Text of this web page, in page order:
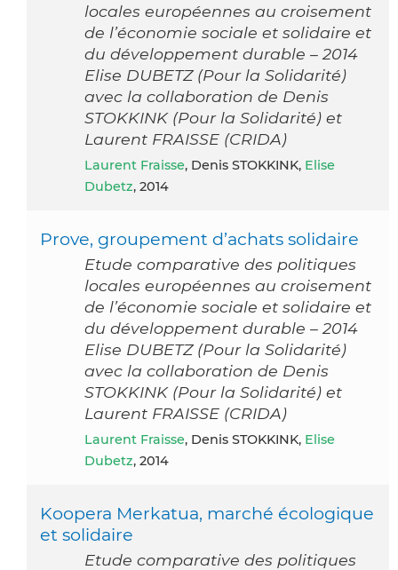
locales européennes au croisement
de l’économie sociale et solidaire et
du développement durable – 2014
Elise DUBETZ (Pour la Solidarité)
avec la collaboration de Denis
STOKKINK (Pour la Solidarité) et
Laurent FRAISSE (CRIDA)
Laurent Fraisse, Denis STOKKINK, Elise
Dubetz, 2014
Prove, groupement d’achats solidaire
Etude comparative des politiques
locales européennes au croisement
de l’économie sociale et solidaire et
du développement durable – 2014
Elise DUBETZ (Pour la Solidarité)
avec la collaboration de Denis
STOKKINK (Pour la Solidarité) et
Laurent FRAISSE (CRIDA)
Laurent Fraisse, Denis STOKKINK, Elise
Dubetz, 2014
Koopera Merkatua, marché écologique
et solidaire
Etude comparative des politiques